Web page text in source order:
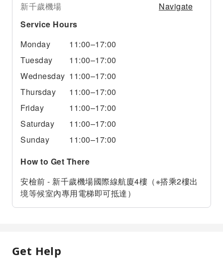
新千歲機場
Navigate
Service Hours
Monday
11:00–17:00
Tuesday
11:00–17:00
Wednesday 11:00–17:00
Thursday
11:00–17:00
Friday
11:00–17:00
Saturday
11:00–17:00
Sunday
11:00–17:00
How to Get There
安檢前 - 新千歲機場國際線航廈4樓（※搭乘2樓出
境等候室內專用電梯即可抵達）
Get Help